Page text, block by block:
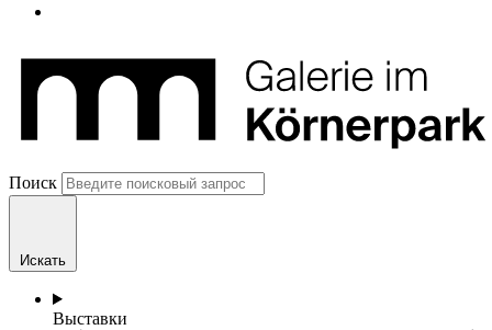
Поиск
Искать
Выставки